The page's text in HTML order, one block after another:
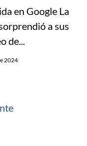
en Google La
a sus
2024